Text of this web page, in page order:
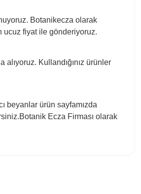
Botanikecza olarak
ucuz fiyat ile gönderiyoruz.
alıyoruz. Kullandığınız ürünler
beyanlar ürün sayfamızda
Ecza Firması olarak